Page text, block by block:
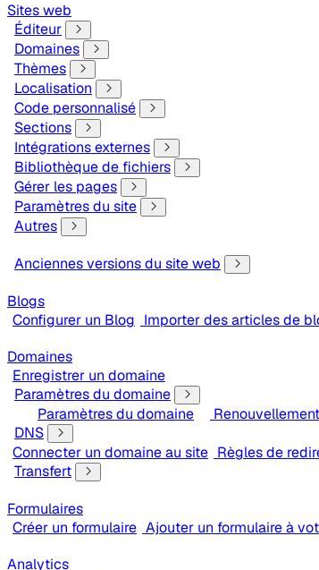
Sites web
Éditeur
Domaines
Thèmes
Localisation
Code personnalisé
Sections
Intégrations externes
Bibliothèque de fichiers
Gérer les pages
Paramètres du site
Autres
Anciennes versions du site web
Blogs
Configurer un Blog Importer des articles de
Domaines
Enregistrer un domaine
Paramètres du domaine
Paramètres du domaine
DNS
Connecter un domaine au site Règles de
Transfert
Formulaires
Créer un formulaire Ajouter un formulaire à
Analytics